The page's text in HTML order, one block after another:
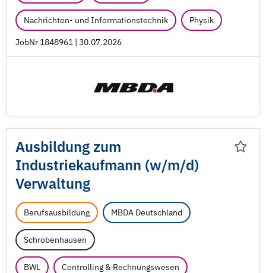
Nachrichten- und Informationstechnik Physik
JobNr 1848961 | 30.07.2026
Ausbildung zum
Industriekaufmann (w/m/d)
Verwaltung
Berufsausbildung MBDA Deutschland
Schrobenhausen
BWL Controlling & Rechnungswesen